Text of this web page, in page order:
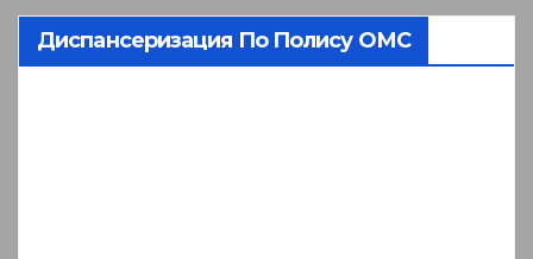
Диспансеризация По Полису ОМС